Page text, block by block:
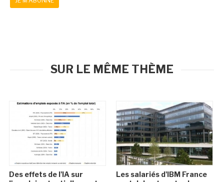
SUR LE MÊME THÈME
Des effets de l'IA sur
Les salariés d'IBM France